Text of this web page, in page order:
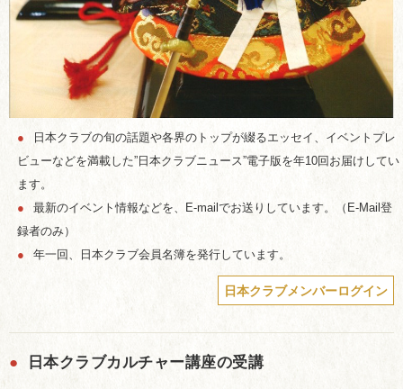
●
日本クラブの旬の話題や各界のトップが綴るエッセイ、イベントプレ
ビューなどを満載した”日本クラブニュース”電子版を年10回お届けしてい
ます。
●
最新のイベント情報などを、E-mailでお送りしています。（E-Mail登
録者のみ）
●
年一回、日本クラブ会員名簿を発行しています。
日本クラブメンバーログイン
● 日本クラブカルチャー講座の受講